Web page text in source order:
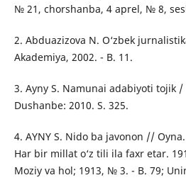
№ 21, chorshanba, 4 aprel, № 8,
2. Abduazizova N. O‘zbek
Akademiya, 2002. - B. 11.
3. Ayny S. Namunai adabiyoti tojik
Dushanbe: 2010. S. 325.
4. AYNY S. Nido ba javonon //
Har bir millat o‘z tili ila faxr etar.
Moziy va hol; 1913, № 3. - B. 79;